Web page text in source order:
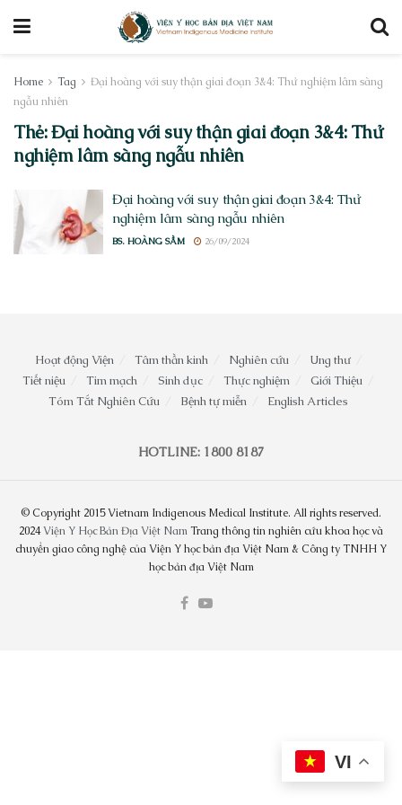
Home Tag
Đại hoàng với suy thận giai đoạn 3&4: Thử nghiệm lâm sàng
ngẫu nhiên
Thẻ:Đại hoàng với suy thận giai đoạn 3&4: Thử
nghiệm lâm sàng ngẫu nhiên
Đại hoàng với suy thận giai đoạn 3&4: Thử
nghiệm lâm sàng ngẫu nhiên
BS. HOÀNG SẦM 26/09/2024
Hoạt động Viện Tâm thần kinh Nghiên cứu
Ung thư
Tiết niệu
Tim mạch Sinh dục Thực nghiệm
Giới Thiệu
Tóm Tắt Nghiên Cứu
Bệnh tự miễn English Articles
HOTLINE: 1800 8187
© Copyright 2015 Vietnam Indigenous Medical Institute. All rights reserved.
2024Viện Y Học Bản Địa Việt NamTrang thông tin nghiên cứu khoa học và
chuyển giao công nghệ của Viện Y học bản địa Việt Nam & Công ty TNHH Y
học bản địa Việt Nam
VI